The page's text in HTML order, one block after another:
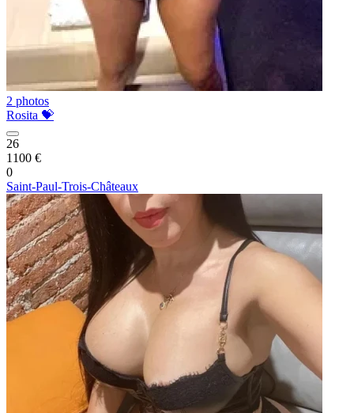
2 photos
Rosita 💝
26
1100 €
0
Saint-Paul-Trois-Châteaux